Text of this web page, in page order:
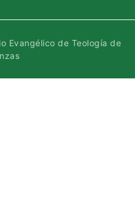
Evangélico de Teología de